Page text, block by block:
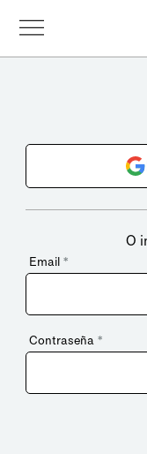
O
Email *
Contraseña *